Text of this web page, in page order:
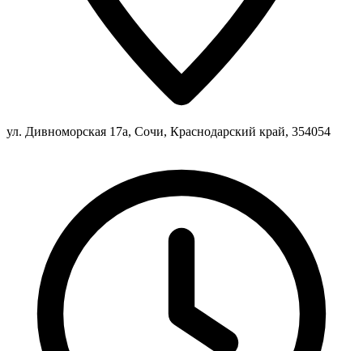
ул. Дивноморская 17а, Сочи, Краснодарский край, 354054